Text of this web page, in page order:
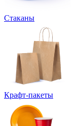
Стаканы
Крафт-пакеты